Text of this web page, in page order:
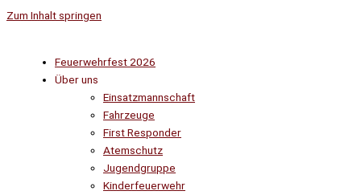
Zum Inhalt springen
Feuerwehrfest 2026
Über uns
Einsatzmannschaft
Fahrzeuge
First Responder
Atemschutz
Jugendgruppe
Kinderfeuerwehr